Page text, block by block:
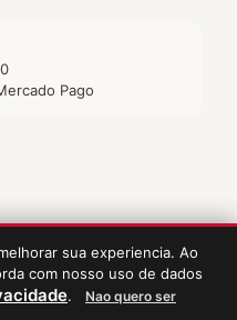
Pago
sua experiencia. Ao
com nosso uso de dados
.
Nao quero ser